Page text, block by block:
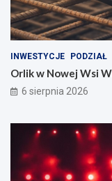
INWESTYCJE PODZIAŁ
Orlik w Nowej Wsi
6 sierpnia 2026